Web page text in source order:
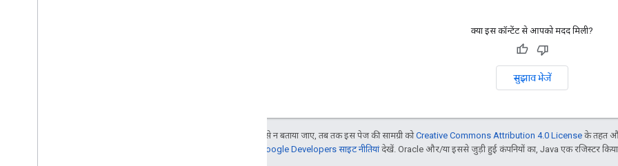
क्या इस कॉन्टेंट से आपको मदद मिली?
सुझाव भेजें
जब तक कुछ अलग से न बताया जाए, तब तक इस पेज की सामग्री कोCreative Commons Attribution 4.0 License के तहत
Google Developers साइट नीतियांदेखें. Oracle और/या इससे जुड़ी हुई कंपनियों का, Java एक रजिस्टर किया